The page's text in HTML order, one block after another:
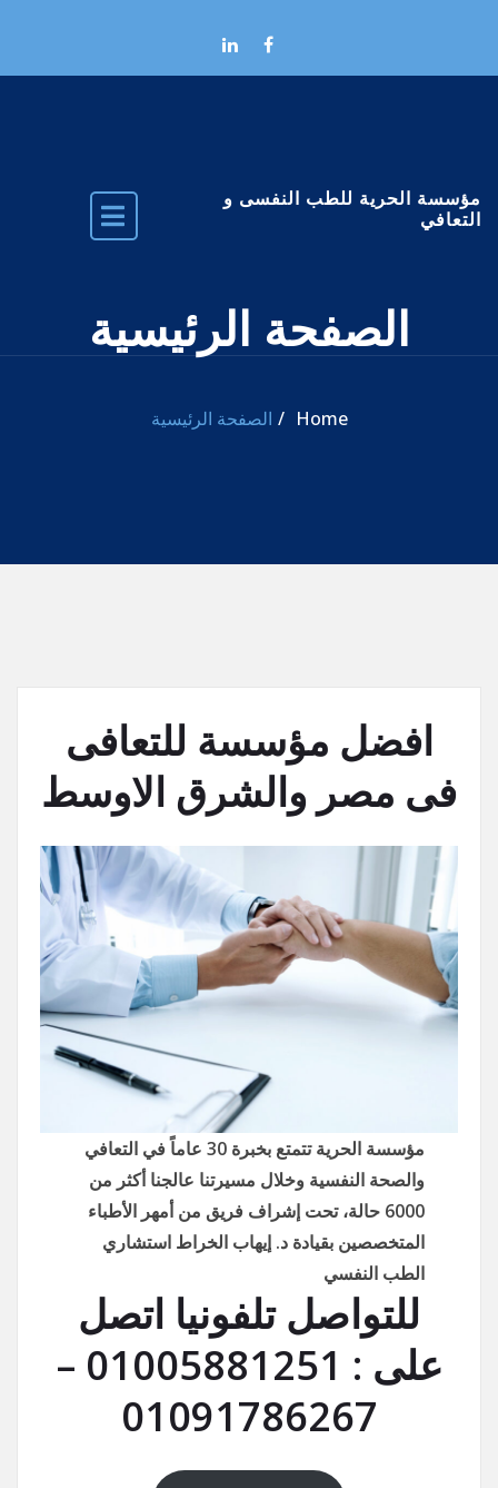
مؤسسة الحرية للطب النفسى و
التعافي
الصفحة الرئيسية
Home الصفحة الرئيسية
افضل مؤسسة للتعافى
فى مصر والشرق الاوسط
مؤسسة الحرية تتمتع بخبرة 30 عاماً في التعافي
والصحة النفسية وخلال مسيرتنا عالجنا أكثر من
6000 حالة، تحت إشراف فريق من أمهر الأطباء
المتخصصين بقيادة د. إيهاب الخراط استشاري
الطب النفسي
للتواصل تلفونيا اتصل
على : 01005881251 –
01091786267